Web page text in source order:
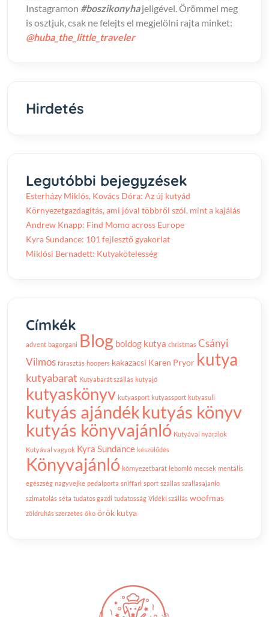
Instagramon #boszikonyhajeligével. Örömmel meg
is osztjuk, csak ne felejts el megjelölni rajta minket:
@huba_the_little_traveler
Hirdetés
Legutóbbi bejegyzések
Esterházy Miklós, Kovács Dóra: Az új kutyád
Környezetgazdagítás, ami jóval többről szól, mint a kajálás
Andrew Knapp: Find Momo across Europe
Kyra Sundance: 101 fejlesztő gyakorlat
Miklósi Bernadett: Kutyakötelesség
Címkék
advent bagorgani Blog boldog kutya christmas Csányi
Vilmos fárasztás hoopers kakazacsi Karen Pryor kutya
kutyabarat Kutyabarát szállás kutyajó
kutyaskönyv kutyasport kutyassport kutyasuli
kutyás ajándékkutyás könyv
kutyás könyvajánló Kutyával nyaralok
Kutyával vagyok Kyra Sundance készülődés
Könyvajánló környezetbarát lebomló mecsek mentális
egészség nagyvejke pedalporta sniffari sport szallas szallasajanlo
szimatolás séta tudatos gazdi tudatosság Vidéki szállás woofmas
zöldruhás szerzetes öko örök kutya